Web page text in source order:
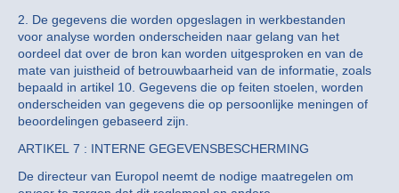
2. De gegevens die worden opgeslagen in werkbestanden
voor analyse worden onderscheiden naar gelang van het
oordeel dat over de bron kan worden uitgesproken en van de
mate van juistheid of betrouwbaarheid van de informatie, zoals
bepaald in artikel 10. Gegevens die op feiten stoelen, worden
onderscheiden van gegevens die op persoonlijke meningen of
beoordelingen gebaseerd zijn.
ARTIKEL 7 : INTERNE GEGEVENSBESCHERMING
De directeur van Europol neemt de nodige maatregelen om